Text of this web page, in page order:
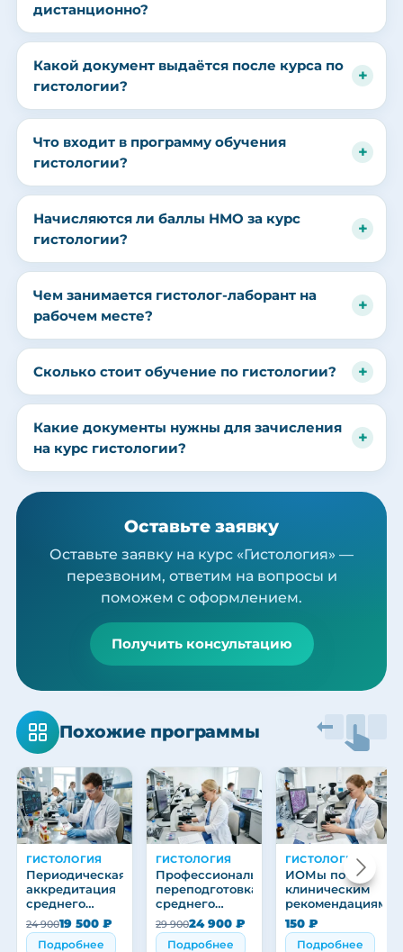
дистанционно?
Какой документ выдаётся после курса по
гистологии?
Что входит в программу обучения
гистологии?
Начисляются ли баллы НМО за курс
гистологии?
Чем занимается гистолог-лаборант на
рабочем месте?
Сколько стоит обучение по гистологии?
Какие документы нужны для зачисления
на курс гистологии?
Оставьте заявку
Оставьте заявку на курс «Гистология» —
перезвоним, ответим на вопросы и
поможем с оформлением.
Получить консультацию
Похожие программы
ГИСТОЛОГИЯ
Периодическая
аккредитация
среднего
медицинского
персонала
24 90019 500 ₽
Подробнее
ГИСТОЛОГИЯ
Профессиональная
переподготовка
среднего
медицинского
персонала
29 90024 900 ₽
Подробнее
ГИСТОЛОГИЯ
ИОМы по
клиническим
рекомендациям
150 ₽
Подробнее